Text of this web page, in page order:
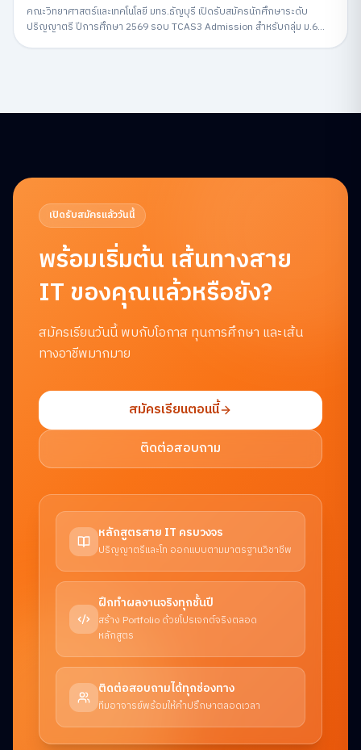
คณะวิทยาศาสตร์และเทคโนโลยี มทร.ธัญบุรี เปิดรับสมัครนักศึกษาระดับ
ปริญญาตรี ปีการศึกษา 2569 รอบ TCAS3 Admission สำหรับกลุ่ม ม.6
เปิดรับสมัครแล้ววันนี้
พร้อมเริ่มต้น เส้นทางสาย
IT ของคุณแล้วหรือยัง?
สมัครเรียนวันนี้ พบกับโอกาส ทุนการศึกษา และเส้น
ทางอาชีพมากมาย
สมัครเรียนตอนนี้
ติดต่อสอบถาม
หลักสูตรสาย IT ครบวงจร
ปริญญาตรีและโท ออกแบบตามมาตรฐานวิชาชีพ
ฝึกทำผลงานจริงทุกชั้นปี
สร้าง Portfolio ด้วยโปรเจกต์จริงตลอด
หลักสูตร
ติดต่อสอบถามได้ทุกช่องทาง
ทีมอาจารย์พร้อมให้คำปรึกษาตลอดเวลา